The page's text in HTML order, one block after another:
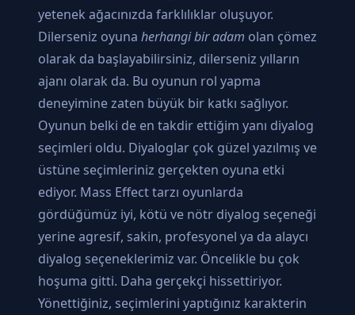
yetenek ağacınızda farklılıklar oluşuyor.
Dilerseniz oyuna herhangi bir adam olan çömez
olarak da başlayabilirsiniz, dilerseniz yılların
ajanı olarak da. Bu oyunun rol yapma
deneyimine zaten büyük bir katkı sağlıyor.
Oyunun belki de en takdir ettiğim yanı diyalog
seçimleri oldu. Diyaloglar çok güzel yazılmış ve
üstüne seçimleriniz gerçekten oyuna etki
ediyor. Mass Effect tarzı oyunlarda
gördüğümüz iyi, kötü ve nötr diyalog seçeneği
yerine agresif, sakin, profesyonel ya da alaycı
diyalog seçeneklerimiz var. Öncelikle bu çok
hoşuma gitti. Daha gerçekçi hissettiriyor.
Yönettiğiniz, seçimlerini yaptığınız karakterin